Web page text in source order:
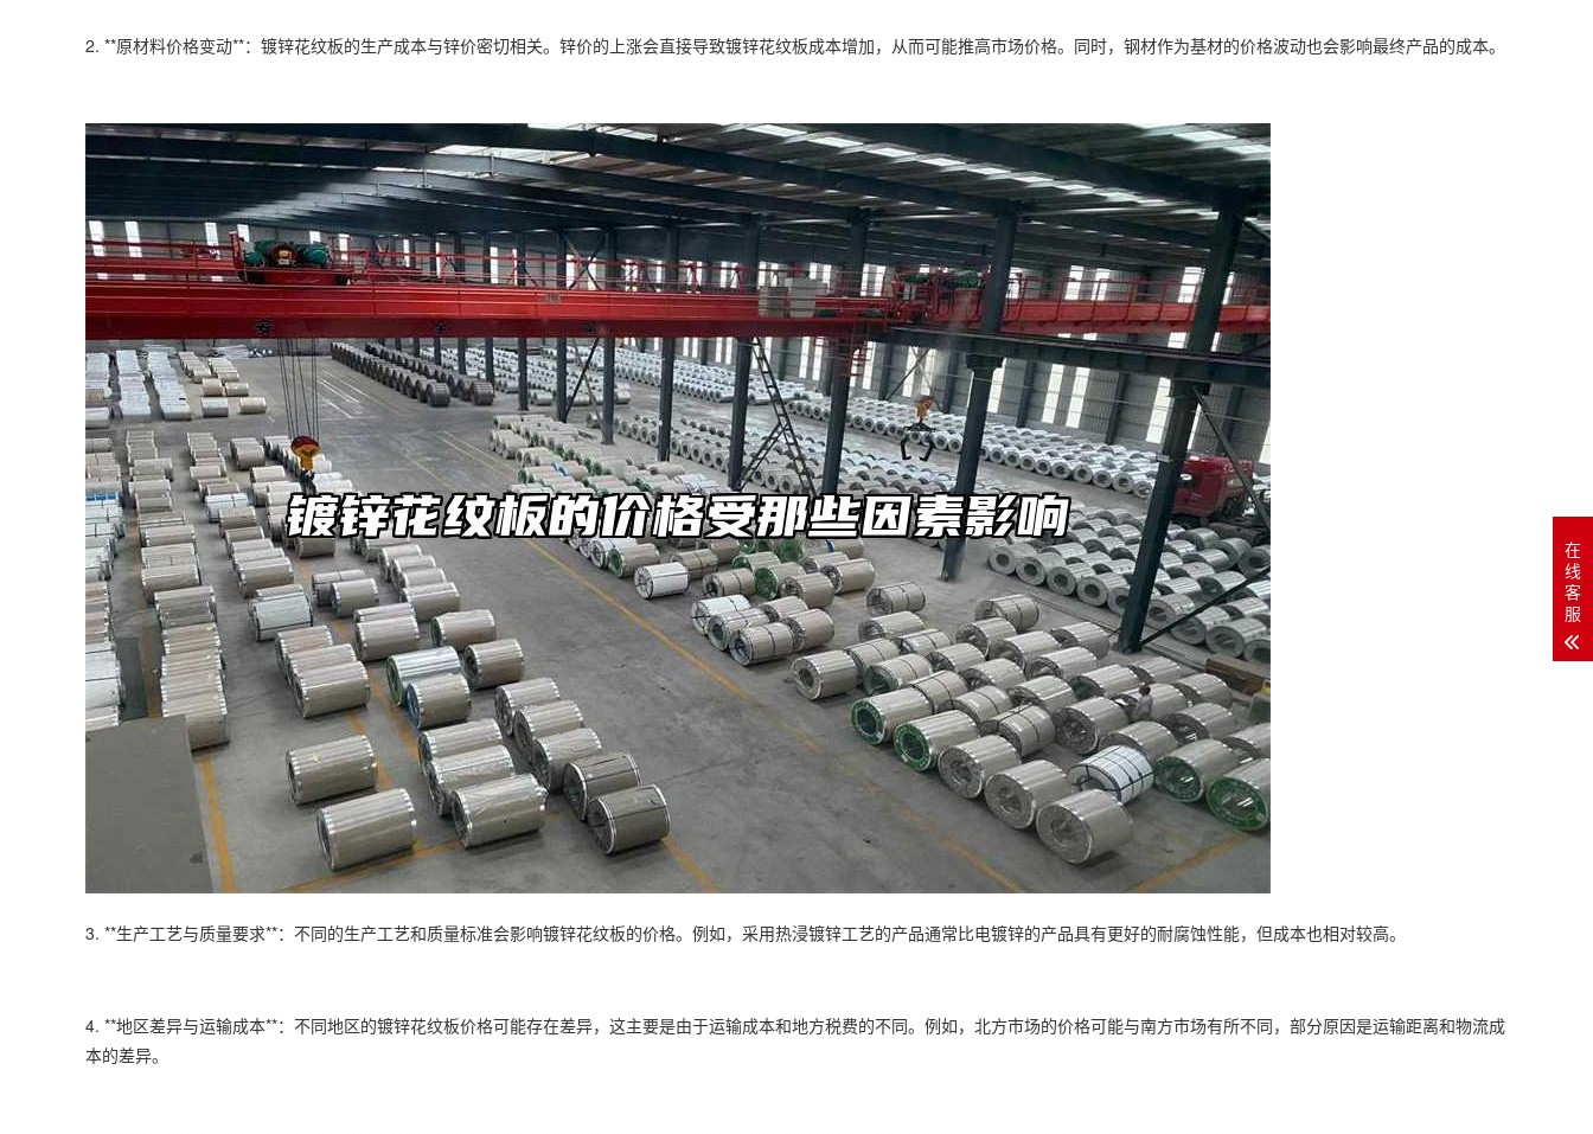
2. **原材料价格变动**：镀锌花纹板的生产成本与锌价密切相关。锌价的上涨会直接导致镀锌花纹板成本增加，从而可能推高市场价格。同时，钢材作为基材的价格波动也会影响最终产品的成本。
3. **生产工艺与质量要求**：不同的生产工艺和质量标准会影响镀锌花纹板的价格。例如，采用热浸镀锌工艺的产品通常比电镀锌的产品具有更好的耐腐蚀性能，但成本也相对较高。
4. **地区差异与运输成本**：不同地区的镀锌花纹板价格可能存在差异，这主要是由于运输成本和地方税费的不同。例如，北方市场的价格可能与南方市场有所不同，部分原因是运输距离和物流成
本的差异。
在
线
客
服